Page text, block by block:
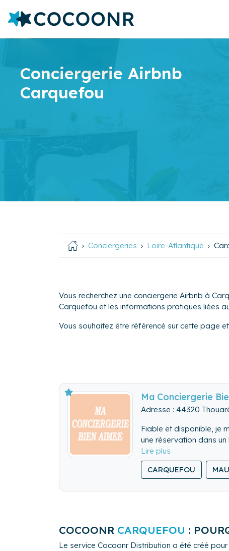
Conciergerie Airbnb
Carquefou
Conciergeries Loire-Atlantique
Vous recherchez une conciergerie Airbnb à
Carquefou et les informations pratiques liées
Vous souhaitez être référencé sur cette page
Ma Conciergerie
Adresse : 44320
Fiable et disponible, je
une réservation dans
Aspirez au bonheur,
CARQUEFOU
COCOONR CARQUEFOU :
Le service Cocoonr Distribution a été créé